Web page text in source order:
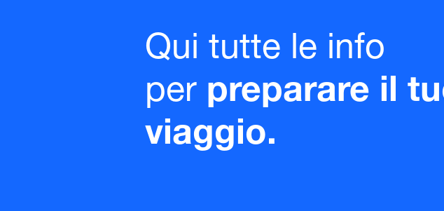
Qui tutte le info
per preparare il
viaggio.